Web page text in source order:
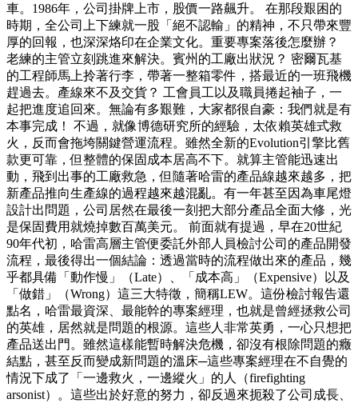
車。1986年，公司掛牌上市，股價一路飆升。 在那段艱困的
時期，全公司上下練就一股「絕不認輸」的精神，不只帶來豐
厚的回報，也深深烙印在企業文化。重要專案落後怎麼辦？
老練的主管立刻跳進來解決。賓州的工廠出狀況？ 密爾瓦基
的工程師馬上拎著行李，帶著一整箱零件，搭最近的一班飛機
趕過去。產線來不及交貨？ 工會員工以及職員捲起袖子，一
起把進度追回來。無論有多艱難，大家都很自豪：我們就是有
本事完成！ 不過，就像博德研究所的經驗，太依賴英雄式救
火，反而會拖垮關鍵營運流程。雖然全新的Evolution引擎比舊
款更可靠，但整體的保固成本居高不下。就算主管能迅速出
動，飛到出事的工廠救急，但隨著哈雷的產品線越來越多，把
新產品推向生產線的過程越來越混亂。有一年甚至因為車尾燈
設計出問題，公司居然在最後一刻把大部分產品全面大修，光
是保固費用就燒掉數百萬美元。 前面就有提過，早在20世紀
90年代初，哈雷高層主管便委託外部人員檢討公司的產品開發
流程，最後得出一個結論：透過當時的流程做出來的產品，幾
乎都具備「動作慢」（Late）、「成本高」（Expensive）以及
「做錯」（Wrong）這三大特徵，簡稱LEW。這份檢討報告還
點名，哈雷最資深、最能幹的專案經理，也就是曾經拯救公司
的英雄，居然就是問題的根源。這些人非常英勇，一心只想把
產品送出門。雖然這樣能暫時解決危機，卻沒有根除問題的癥
結點，甚至反而變成新問題的溫床─這些專案經理在不自覺的
情況下成了「一邊救火，一邊縱火」的人（firefighting
arsonist）。這些出於好意的努力，卻反過來扼殺了公司成長、